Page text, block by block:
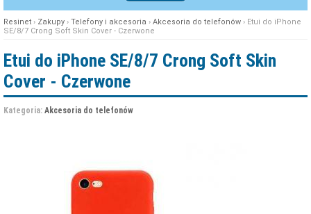
IMPREZY
W KINACH
Resinet › Zakupy › Telefony i akcesoria › Akcesoria do telefonów › Etui do iPhone
SE/8/7 Crong Soft Skin Cover - Czerwone
Etui do iPhone SE/8/7 Crong Soft Skin
Cover - Czerwone
Kategoria: Akcesoria do telefonów